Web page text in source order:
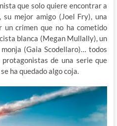
que solo quiere encontrar a
mejor amigo (Joel Fry), una
un crimen que no ha cometido
blanca (Megan Mullally), un
(Gaia Scodellaro)… todos
de una serie que
ha quedado algo coja.